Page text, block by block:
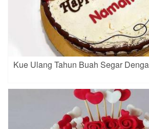
Kue Ulang Tahun Buah Segar